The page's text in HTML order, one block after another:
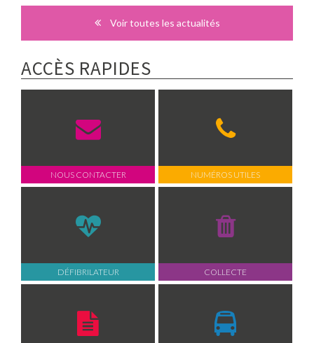
Voir toutes les actualités
ACCÈS RAPIDES
NOUS CONTACTER NUMÉROS UTILES
DÉFIBRILATEUR COLLECTE